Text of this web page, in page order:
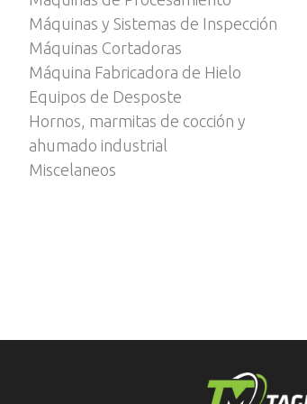
Máquinas y Sistemas de Inspección
Máquinas Cortadoras
Máquina Fabricadora de Hielo
Equipos de Desposte
Hornos, marmitas de cocción y
ahumado industrial
Miscelaneos